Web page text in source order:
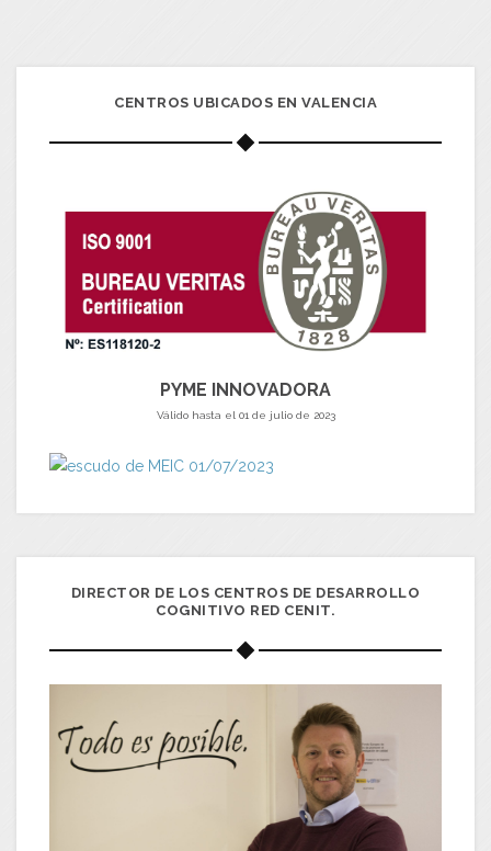
CENTROS UBICADOS EN VALENCIA
PYME INNOVADORA
Válido hasta el 01 de julio de 2023
DIRECTOR DE LOS CENTROS DE DESARROLLO
COGNITIVO RED CENIT.